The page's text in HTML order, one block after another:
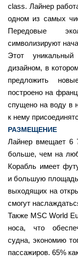
class. Лайнер
одном из самых
Передовые
символизируют
Этот уникальный
дизайном, в
предложить
построено на
спущено на воду в
к нему
РАЗМЕЩЕНИЕ
Лайнер вмещает 6
больше, чем на
Корабль имеет
и большую площадь
выходящих на
смогут
Также MSC World
носа, что
судна, экономию
пассажиров. 65%